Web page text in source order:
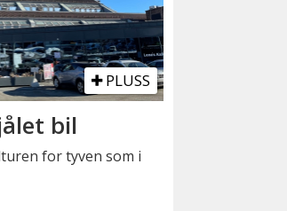
PLUSS
bil
for tyven som i